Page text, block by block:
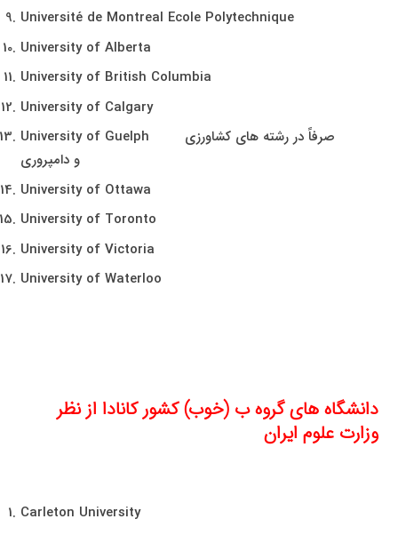
Université de Montreal Ecole Polytechnique
University of Alberta
University of British Columbia
University of Calgary
University of Guelph صرفاً در رشته های کشاورزی
و دامپروری
University of Ottawa
University of Toronto
University of Victoria
University of Waterloo
دانشگاه های گروه ب (خوب) کشور کانادا از نظر
وزارت علوم ایران
Carleton University